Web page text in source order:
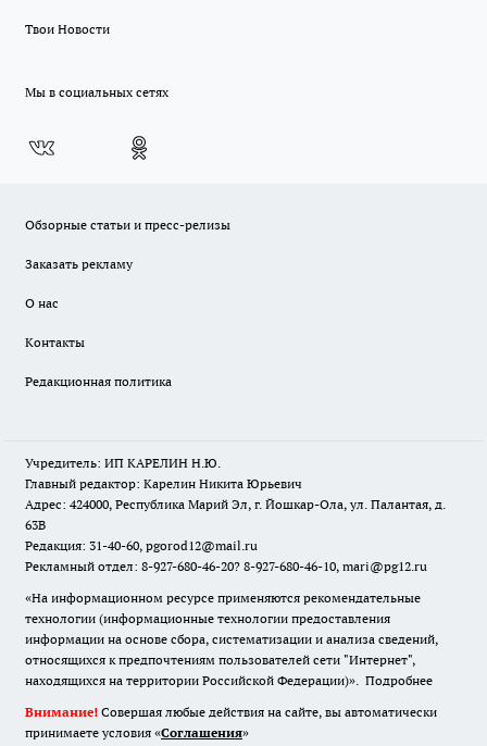
Твои Новости
Мы в социальных сетях
Обзорные статьи и пресс-релизы
Заказать рекламу
О нас
Контакты
Редакционная политика
Учредитель: ИП КАРЕЛИН Н.Ю.
Главный редактор: Карелин Никита Юрьевич
Адрес: 424000, Республика Марий Эл, г. Йошкар-Ола, ул. Палантая, д.
63В
Редакция: 31-40-60, pgorod12@mail.ru
Рекламный отдел: 8-927-680-46-20? 8-927-680-46-10, mari@pg12.ru
«На информационном ресурсе применяются рекомендательные
технологии (информационные технологии предоставления
информации на основе сбора, систематизации и анализа сведений,
относящихся к предпочтениям пользователей сети "Интернет",
находящихся на территории Российской Федерации)». Подробнее
Внимание! Совершая любые действия на сайте, вы автоматически
принимаете условия «Cоглашения»